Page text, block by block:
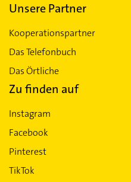
Unsere Partner
Kooperationspartner
Das Telefonbuch
Das Örtliche
Zu finden auf
Instagram
Facebook
Pinterest
TikTok